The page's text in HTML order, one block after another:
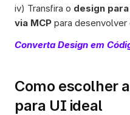
iv) Transfira o design
via MCP para desenvolver
Converta Design em
Como escolher
para UI ideal